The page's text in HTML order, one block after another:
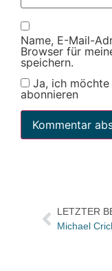
Name, E-Mail-
Browser für
speichern.
Ja, ich
abonnieren
LETZTER